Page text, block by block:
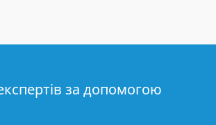
за допомогою